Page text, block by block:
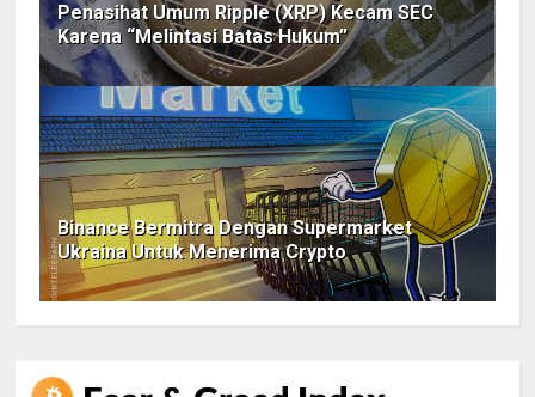
Penasihat Umum Ripple (XRP) Kecam SEC
Karena “Melintasi Batas Hukum”
Binance Bermitra Dengan Supermarket
Ukraina Untuk Menerima Crypto